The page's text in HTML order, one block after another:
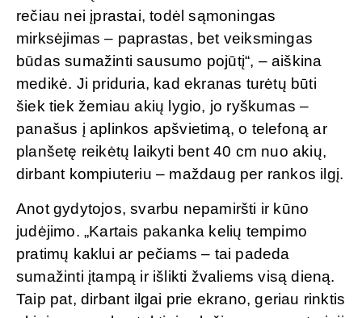
rečiau nei įprastai, todėl sąmoningas
mirksėjimas – paprastas, bet veiksmingas
būdas sumažinti sausumo pojūtį“, – aiškina
medikė. Ji priduria, kad ekranas turėtų būti
šiek tiek žemiau akių lygio, jo ryškumas –
panašus į aplinkos apšvietimą, o telefoną ar
planšetę reikėtų laikyti bent 40 cm nuo akių,
dirbant kompiuteriu – maždaug per rankos ilgį.
Anot gydytojos, svarbu nepamiršti ir kūno
judėjimo. „Kartais pakanka kelių tempimo
pratimų kaklui ar pečiams – tai padeda
sumažinti įtampą ir išlikti žvaliems visą dieną.
Taip pat, dirbant ilgai prie ekrano, geriau rinktis